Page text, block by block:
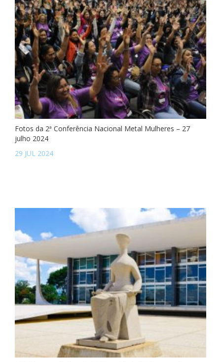
Fotos da 2ª Conferência Nacional Metal Mulheres – 27
julho 2024
29 JUL 2024